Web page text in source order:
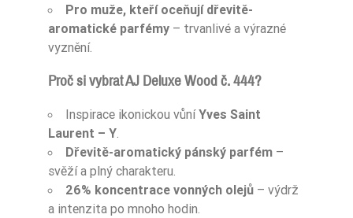
Pro muže, kteří oceňují dřevitě-
aromatické parfémy – trvanlivé a výrazné
vyznění.
Proč si vybrat AJ Deluxe Wood č. 444?
Inspirace ikonickou vůníYves Saint
Laurent – Y.
Dřevitě-aromatický pánský parfém –
svěží a plný charakteru.
26% koncentrace vonných olejů – výdrž
a intenzita po mnoho hodin.